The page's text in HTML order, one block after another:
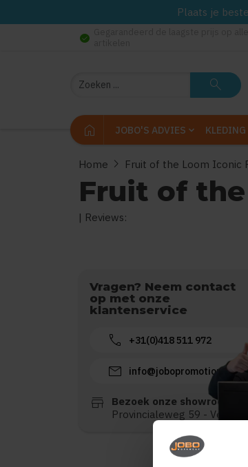
Plaats je
check_circle
Zoeken search
home JOBO'S ADVIES KLEDING
Home chevron_right Fruit of the Loom Iconic
Fruit of
| Reviews:
Vragen? Neem contact
op met onze
klantenservice
call +31(0)418 511 972
mail info@jobopromotions.nl
store
Bezoek onze showroom:
Provincialeweg 59 - Velddriel